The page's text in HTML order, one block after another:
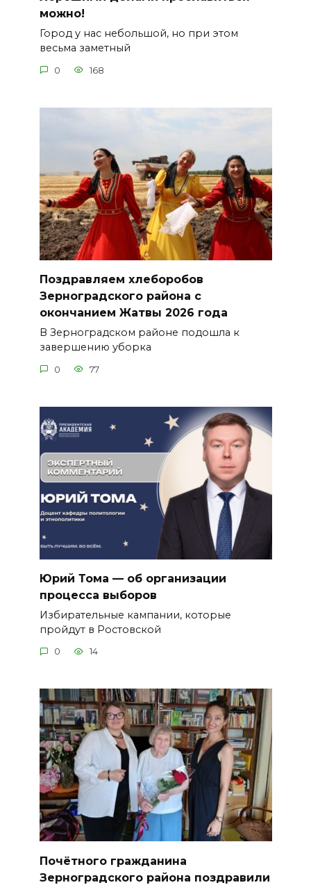
можно!
Город у нас небольшой, но при этом
весьма заметный
0 168
Поздравляем хлеборобов
Зерноградского района с
окончанием Жатвы 2026 года
В Зерноградском районе подошла к
завершению уборка
0 77
Юрий Тома — об организации
процесса выборов
Избирательные кампании, которые
пройдут в Ростовской
0 14
Почётного гражданина
Зерноградского района поздравили